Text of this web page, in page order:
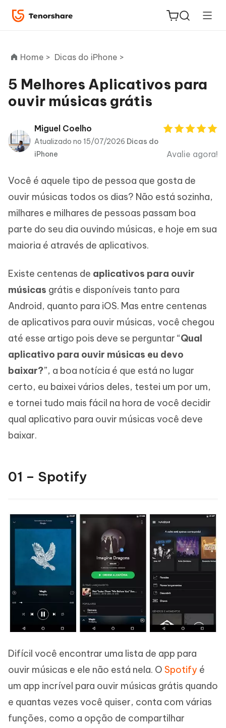
ReiBoot
PDNob
PDF
iAnyGo
Home > Dicas do iPhone >
5 Melhores Aplicativos para
ouvir músicas grátis
Miguel Coelho
Atualizado no 15/07/2026 Dicas do
iPhone
Avalie agora!
Você é aquele tipo de pessoa que gosta de
ouvir músicas todos os dias? Não está sozinha,
milhares e milhares de pessoas passam boa
parte do seu dia ouvindo músicas, e hoje em sua
maioria é através de aplicativos.
Existe centenas de aplicativos para ouvir
músicas grátis e disponíveis tanto para
Android, quanto para iOS. Mas entre centenas
de aplicativos para ouvir músicas, você chegou
até esse artigo pois deve se perguntar “Qual
aplicativo para ouvir músicas eu devo
baixar?”, a boa notícia é que está no lugar
certo, eu baixei vários deles, testei um por um,
e tornei tudo mais fácil na hora de você decidir
qual aplicativo para ouvir músicas você deve
baixar.
01 – Spotify
Difícil você encontrar uma lista de app para
ouvir músicas e ele não está nela. O Spotify é
um app incrível para ouvir músicas grátis quando
e quantas vezes você quiser, conta com várias
funções, como a opção de compartilhar